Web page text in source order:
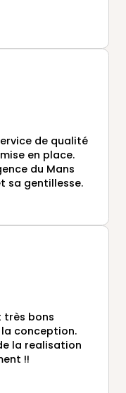
de qualité
en place.
du Mans
sa gentillesse.
très bons
la conception.
la realisation
!!